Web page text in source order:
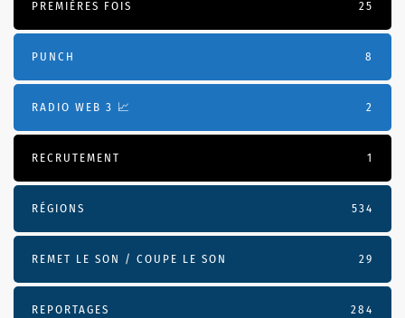
PREMIÈRES FOIS 25
PUNCH 8
RADIO WEB 3 📈 2
RECRUTEMENT 1
RÉGIONS 534
REMET LE SON / COUPE LE SON 29
REPORTAGES 284